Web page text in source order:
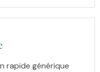
rapide générique